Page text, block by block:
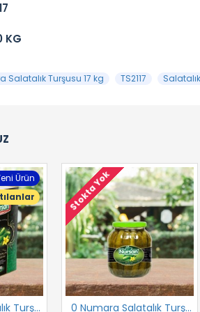
KG
Salatalık Turşusu 17 kg TS2117
Ürün
0 Numara Salatalık Turşusu 17 kg
Stokta Yok
0 Numara Salatalık Turşusu 1700 cc